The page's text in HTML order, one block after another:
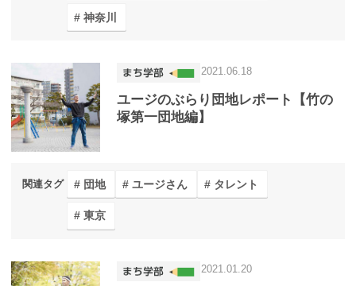
神奈川
ユージのぶらり団地レポート【竹の
塚第一団地編】
2021.06.18
関連タグ 団地 ユージさん タレント
東京
2021.01.20